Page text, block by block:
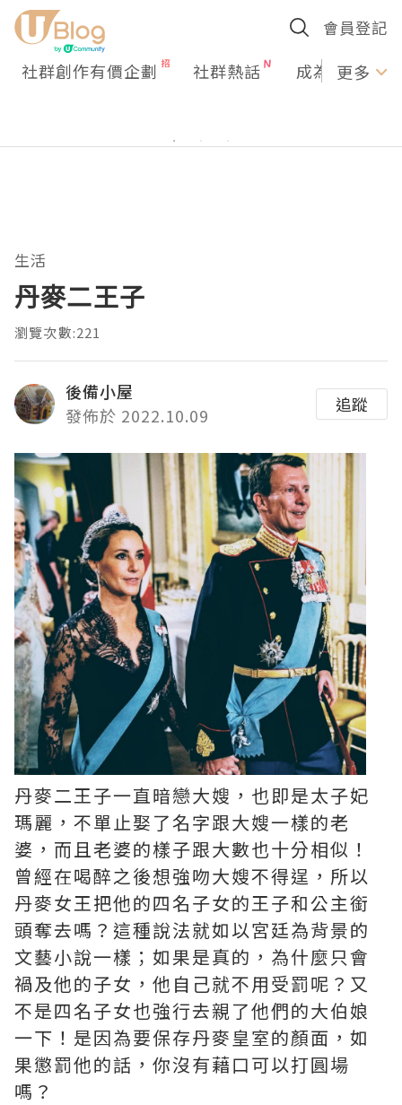
會員登記
社群創作有價企劃 社群熱話 成為U更多
生活
丹麥二王子
瀏覽次數:221
後備小屋
發佈於 2022.10.09
追蹤
丹麥二王子一直暗戀大嫂，也即是太子妃
瑪麗，不單止娶了名字跟大嫂一樣的老
婆，而且老婆的樣子跟大數也十分相似！
曾經在喝醉之後想強吻大嫂不得逞，所以
丹麥女王把他的四名子女的王子和公主銜
頭奪去嗎？這種說法就如以宮廷為背景的
文藝小說一樣；如果是真的，為什麼只會
禍及他的子女，他自己就不用受罰呢？又
不是四名子女也強行去親了他們的大伯娘
一下！是因為要保存丹麥皇室的顏面，如
果懲罰他的話，你沒有藉口可以打圓場
嗎？